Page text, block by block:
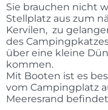
Sie brauchen nicht
Stellplatz aus zum
Kervilen, zu
des
über eine kleine
kommen.
Mit Booten ist es
vom Campingplatz
Meeresrand